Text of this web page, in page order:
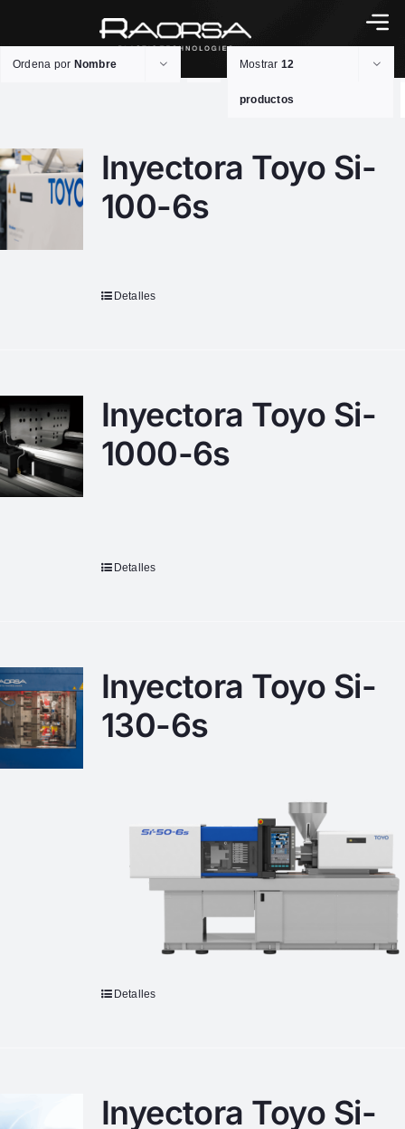
Ordena por Nombre Mostrar 12
productos
Inyectora Toyo Si-
100-6s
Detalles
Inyectora Toyo Si-
1000-6s
Detalles
Inyectora Toyo Si-
130-6s
Detalles
Inyectora Toyo Si-